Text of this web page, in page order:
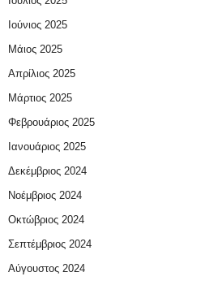
Ιούνιος 2025
Μάιος 2025
Απρίλιος 2025
Μάρτιος 2025
Φεβρουάριος 2025
Ιανουάριος 2025
Δεκέμβριος 2024
Νοέμβριος 2024
Οκτώβριος 2024
Σεπτέμβριος 2024
Αύγουστος 2024